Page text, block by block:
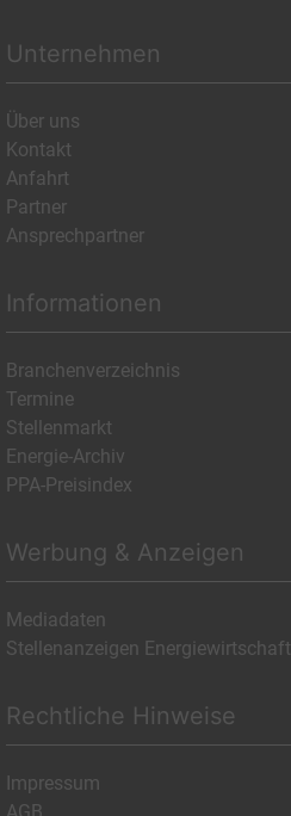
Unternehmen
Über uns
Kontakt
Anfahrt
Partner
Ansprechpartner
Informationen
Branchenverzeichnis
Termine
Stellenmarkt
Energie-Archiv
PPA-Preisindex
Werbung & Anzeigen
Mediadaten
Stellenanzeigen Energiewirtschaft
Rechtliche Hinweise
Impressum